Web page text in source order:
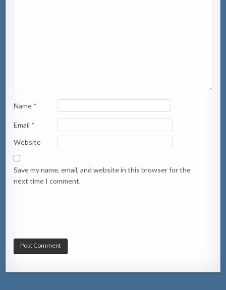
Name *
Email *
Website
Save my name, email, and website in this browser for the
next time I comment.